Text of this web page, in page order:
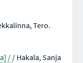
Tero.
/ / Hakala, Sanja